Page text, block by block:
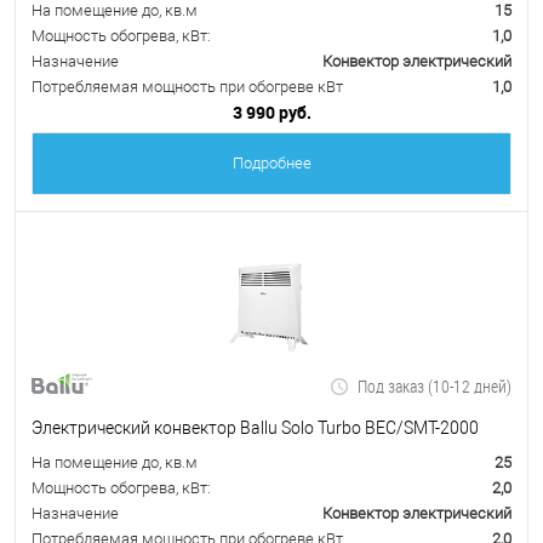
На помещение до, кв.м
15
Мощность обогрева, кВт:
1,0
Назначение
Конвектор электрический
Потребляемая мощность при обогреве кВт
1,0
3 990 руб.
Подробнее
Под заказ (10-12 дней)
Электрический конвектор Ballu Solo Turbo BEC/SMT-2000
На помещение до, кв.м
25
Мощность обогрева, кВт:
2,0
Назначение
Конвектор электрический
Потребляемая мощность при обогреве кВт
2,0